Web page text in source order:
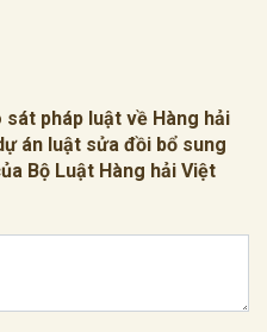
sát pháp luật về Hàng hải
án luật sửa đồi bổ sung
Bộ Luật Hàng hải Việt